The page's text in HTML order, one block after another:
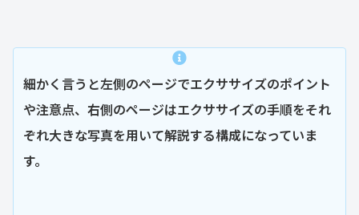
細かく言うと左側のページでエクササイズのポイント
や注意点、右側のページはエクササイズの手順をそれ
ぞれ大きな写真を用いて解説する構成になっていま
す。